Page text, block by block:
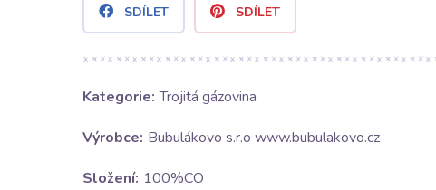
SDÍLET SDÍLET
Kategorie: Trojitá gázovina
Výrobce: Bubulákovo s.r.o www.bubulakovo.cz
Složení: 100%CO